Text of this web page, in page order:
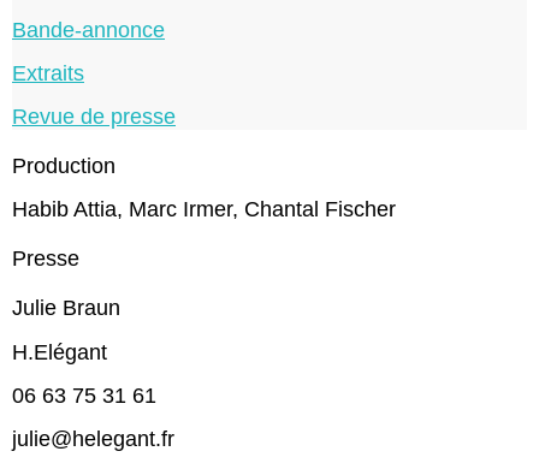
Bande-annonce
Extraits
Revue de presse
Production
Habib Attia, Marc Irmer, Chantal Fischer
Presse
Julie Braun
H.Elégant
06 63 75 31 61
julie@helegant.fr